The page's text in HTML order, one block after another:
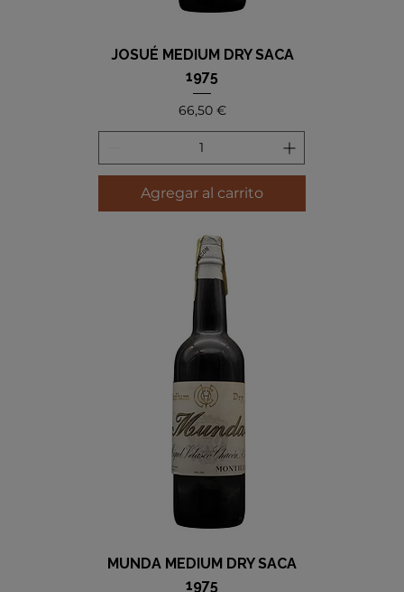
JOSUÉ MEDIUM DRY SACA
1975
Precio
66,50 €
Agregar al carrito
MUNDA MEDIUM DRY SACA
1975